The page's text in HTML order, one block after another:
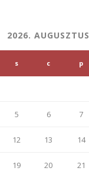
2026. AUGUSZTUS
s c p
5 6 7
12 13 14
19 20 21